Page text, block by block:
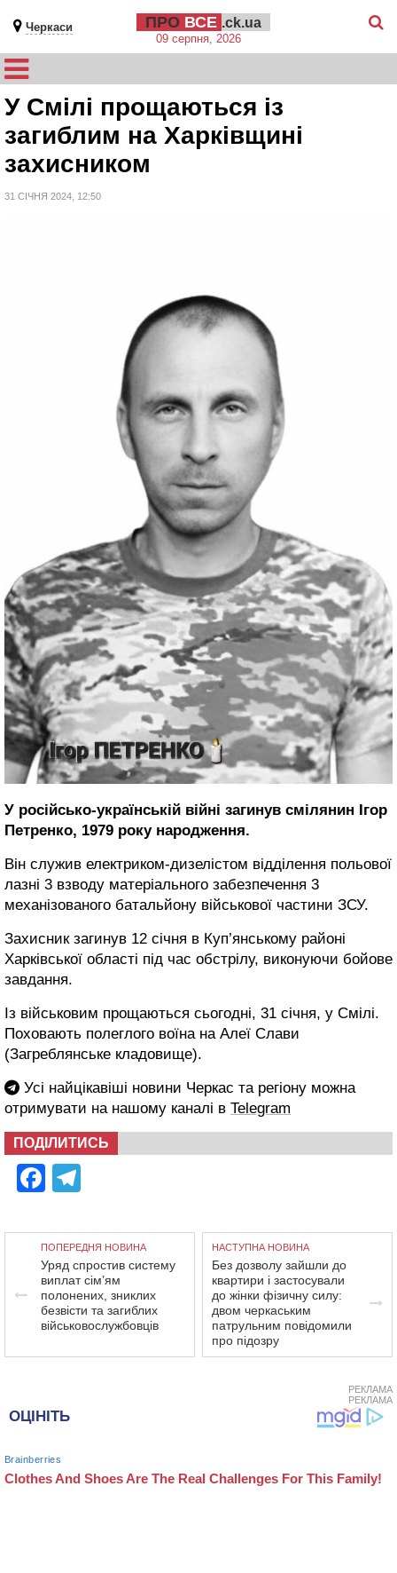
Черкаси ПРО ВСЕ .ck.ua
09 серпня, 2026
У Смілі прощаються із
загиблим на Харківщині
захисником
31 СІЧНЯ 2024, 12:50
У російсько-українській війні загинув смілянин Ігор
Петренко, 1979 року народження.
Він служив електриком-дизелістом відділення польової
лазні 3 взводу матеріального забезпечення 3
механізованого батальйону військової частини ЗСУ.
Захисник загинув 12 січня в Куп’янському районі
Харківської області під час обстрілу, виконуючи бойове
завдання.
Із військовим прощаються сьогодні, 31 січня, у Смілі.
Поховають полеглого воїна на Алеї Слави
(Загреблянське кладовище).
Усі найцікавіші новини Черкас та регіону можна
отримувати на нашому каналі в Telegram
ПОДІЛИТИСЬ
Facebook
ПОПЕРЕДНЯ НОВИНА
Уряд спростив систему
виплат сім’ям
полонених, зниклих
безвісти та загиблих
військовослужбовців
НАСТУПНА НОВИНА
Без дозволу зайшли до
квартири і застосували
до жінки фізичну силу:
двом черкаським
патрульним повідомили
про підозру
РЕКЛАМА
РЕКЛАМА